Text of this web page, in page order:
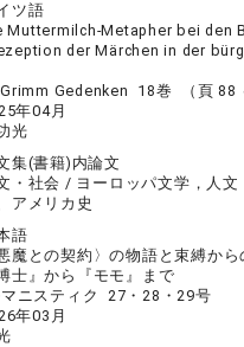
ツ語
Muttermilch-Metapher bei den
der Märchen in der
Gedenken 18巻 （頁 88
年04月
光
集(書籍)内論文
・社会 / ヨーロッパ文学，人
アメリカ史
語
悪魔との契約〉の物語と束縛か
士』から『モモ』まで
ニスティク 27・28・29号
年03月